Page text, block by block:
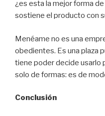
¿es esta la mejor forma
sostiene el producto con
Menéame no es una
obedientes. Es una plaza
tiene poder decide usarlo
solo de formas: es de
Conclusión